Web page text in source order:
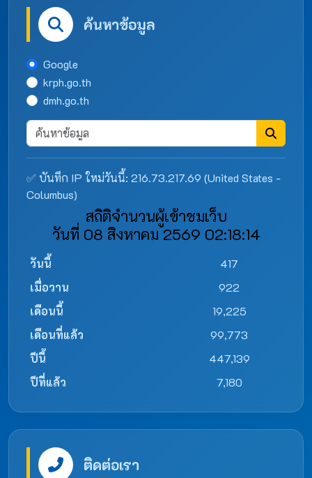
ค้นหาข้อมูล
Google
krph.go.th
dmh.go.th
✅ บันทึก IP ใหม่วันนี้: 216.73.217.69 (United States -
Columbus)
สถิติจำนวนผู้เข้าชมเว็บ
วันที่ 08 สิงหาคม 2569 02:18:14
วันนี้
417
เมื่อวาน
922
เดือนนี้
19,225
เดือนที่แล้ว
99,773
ปีนี้
447,139
ปีที่แล้ว
7,180
ติดต่อเรา